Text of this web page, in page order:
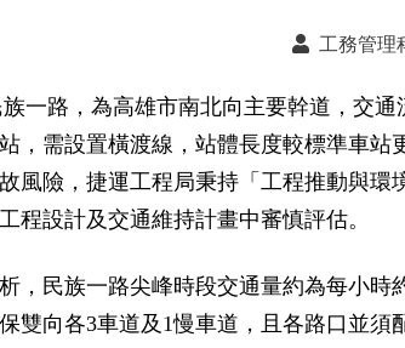
工務管理
一路，為高雄市南北向主要幹道，交
，需設置橫渡線，站體長度較標準車站
風險，捷運工程局秉持「工程推動與環
程設計及交通維持計畫中審慎評估。
，民族一路尖峰時段交通量約為每小時
雙向各3車道及1慢車道，且各路口並須